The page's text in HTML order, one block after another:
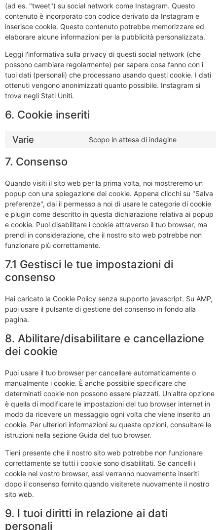
(ad es. "tweet") su social network come Instagram. Questo
contenuto è incorporato con codice derivato da Instagram e
inserisce cookie. Questo contenuto potrebbe memorizzare ed
elaborare alcune informazioni per la pubblicità personalizzata.
Leggi l'informativa sulla privacy di questi social network (che
possono cambiare regolarmente) per sapere cosa fanno con i
tuoi dati (personali) che processano usando questi cookie. I dati
ottenuti vengono anonimizzati quanto possibile. Instagram si
trova negli Stati Uniti.
6. Cookie inseriti
Varie Scopo in attesa di indagine
7. Consenso
Quando visiti il sito web per la prima volta, noi mostreremo un
popup con una spiegazione dei cookie. Appena clicchi su "Salva
preferenze", dai il permesso a noi di usare le categorie di cookie
e plugin come descritto in questa dichiarazione relativa ai popup
e cookie. Puoi disabilitare i cookie attraverso il tuo browser, ma
prendi in considerazione, che il nostro sito web potrebbe non
funzionare più correttamente.
7.1 Gestisci le tue impostazioni di
consenso
Hai caricato la Cookie Policy senza supporto javascript. Su AMP,
puoi usare il pulsante di gestione del consenso in fondo alla
pagina.
8. Abilitare/disabilitare e cancellazione
dei cookie
Puoi usare il tuo browser per cancellare automaticamente o
manualmente i cookie. È anche possibile specificare che
determinati cookie non possono essere piazzati. Un'altra opzione
è quella di modificare le impostazioni del tuo browser internet in
modo da ricevere un messaggio ogni volta che viene inserito un
cookie. Per ulteriori informazioni su queste opzioni, consultare le
istruzioni nella sezione Guida del tuo browser.
Tieni presente che il nostro sito web potrebbe non funzionare
correttamente se tutti i cookie sono disabilitati. Se cancelli i
cookie nel vostro browser, essi verranno nuovamente inseriti
dopo il consenso fornito quando visiterete nuovamente il nostro
sito web.
9. I tuoi diritti in relazione ai dati
personali